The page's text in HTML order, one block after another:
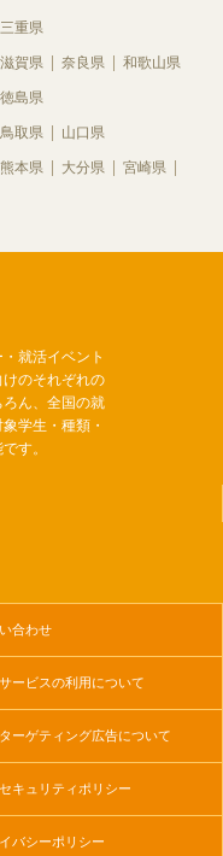
三重県
滋賀県 奈良県 和歌山県
徳島県
鳥取県 山口県
熊本県 大分県
宮崎県
就活イベント
のそれぞれの
ん、全国の就
学生・種類・
す。
合わせ
ービスの利用について
ーゲティング広告について
キュリティポリシー
バシーポリシー